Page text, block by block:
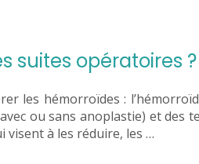
suites opératoires ?
les hémorroïdes :
ou sans anoplastie) et des
visent à les réduire, les …